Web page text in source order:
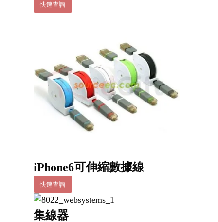
快速查詢
iPhone6​​可伸縮數據線
快速查詢
集線器